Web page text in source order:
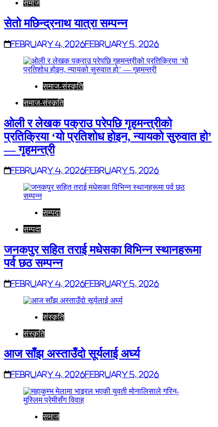
समाज
सेतो मछिन्द्रनाथ यात्रा सम्पन्न
February 4, 2026February 5, 2026
समाज-संस्कृति
समाज-संस्कृति
ओली र लेखक पक्राउ परेपछि गृहमन्त्रीको
प्रतिक्रिया ‘यो प्रतिशोध होइन, न्यायको सुरुवात हो’
— गृहमन्त्री
February 4, 2026February 5, 2026
सम्पदा
सम्पदा
जनकपुर सहित तराई मधेसका विभिन्न स्थानहरूमा
पर्व छठ सम्पन्न
February 4, 2026February 5, 2026
संस्कृति
संस्कृति
आज साँझ अस्ताउँदो सूर्यलाई अर्घ्य
February 4, 2026February 5, 2026
समाज